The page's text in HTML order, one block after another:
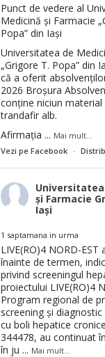
Punct de vedere al
Medicină și Farmacie
Popa” din Iași
Universitatea de
„Grigore T. Popa” din
că a oferit
2026 Broșura
conține niciun material
trandafir alb.
Afirmația ... Mai mult...
Vezi pe Facebook ·
și Farmacie
Iași
1 saptamana in urma
LIVE(RO)4 NORD-EST
înainte de termen,
privind screeningul
proiectului LIVE(RO)4
Program regional de
screening și
cu boli hepatice
344478, au continuat
în ju ... Mai mult...